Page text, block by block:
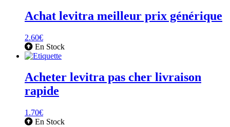
Achat levitra meilleur prix générique
2.60€
En Stock
Acheter levitra pas cher livraison
rapide
1.70€
En Stock